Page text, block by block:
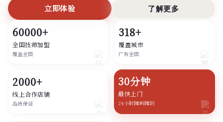
立即体验 了解更多
60000+
全国技师加盟
覆盖全国
318+
覆盖城市
广布全国
2000+
线上合作店铺
品质保证
30分钟
最快上门
24小时随叫随到